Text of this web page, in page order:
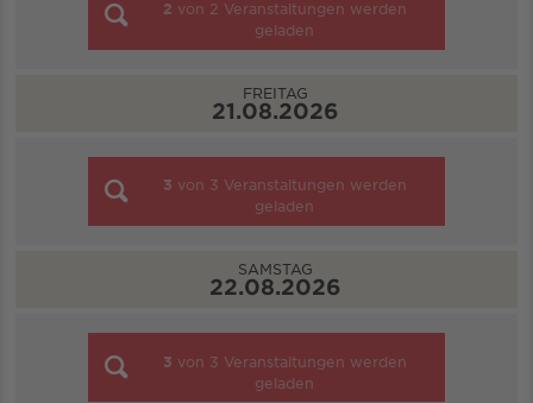
2 von 2 Veranstaltungen werden
geladen
FREITAG
21.08.2026
3 von 3 Veranstaltungen werden
geladen
SAMSTAG
22.08.2026
3 von 3 Veranstaltungen werden
geladen